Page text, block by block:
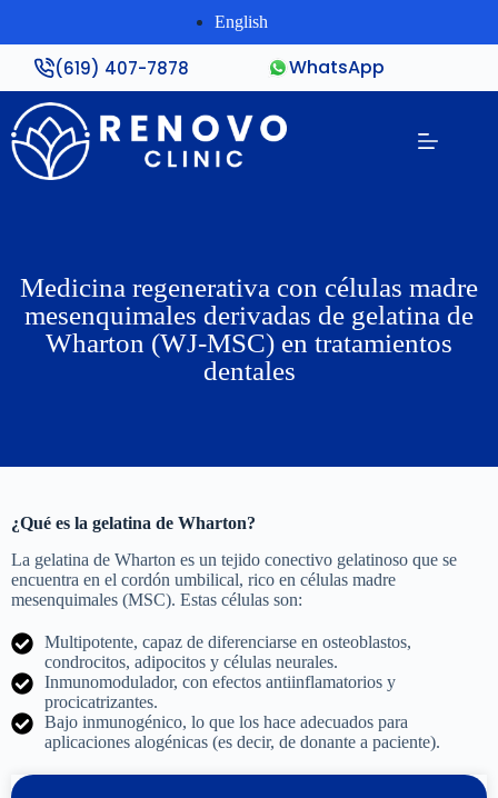
English
(619) 407-7878 WhatsApp
Medicina regenerativa con células madre
mesenquimales derivadas de gelatina de
Wharton (WJ-MSC) en tratamientos
dentales
¿Qué es la gelatina de Wharton?
La gelatina de Wharton es un tejido conectivo gelatinoso que se
encuentra en el cordón umbilical, rico en células madre
mesenquimales (MSC). Estas células son:
Multipotente, capaz de diferenciarse en osteoblastos,
condrocitos, adipocitos y células neurales.
Inmunomodulador, con efectos antiinflamatorios y
procicatrizantes.
Bajo inmunogénico, lo que los hace adecuados para
aplicaciones alogénicas (es decir, de donante a paciente).